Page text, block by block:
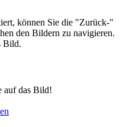
können Sie die "Zurück-"
den Bildern zu navigieren.
Bild.
auf das Bild!